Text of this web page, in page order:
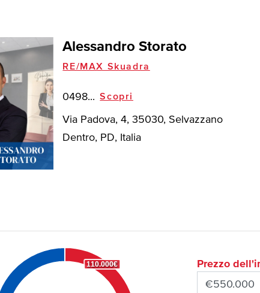
Alessandro Storato
RE/MAX Skuadra
0498... Scopri
Via Padova, 4, 35030, Selvazzano
Dentro, PD, Italia
110.000€ Prezzo